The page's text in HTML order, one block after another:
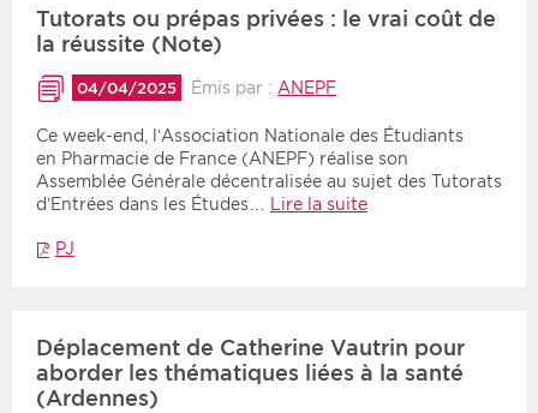
Tutorats ou prépas privées : le vrai coût de
la réussite (Note)
04/04/2025 Émis par : ANEPF
Ce week-end, l’Association Nationale des Étudiants
en Pharmacie de France (ANEPF) réalise son
Assemblée Générale décentralisée au sujet des Tutorats
d’Entrées dans les Études…
Lire la suite
PJ
Déplacement de Catherine Vautrin pour
aborder les thématiques liées à la santé
(Ardennes)